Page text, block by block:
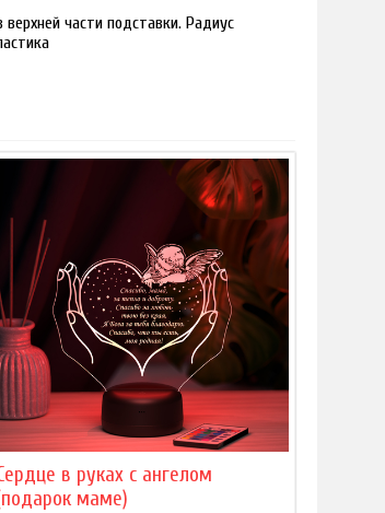
части подставки. Радиус
в руках с ангелом
маме)